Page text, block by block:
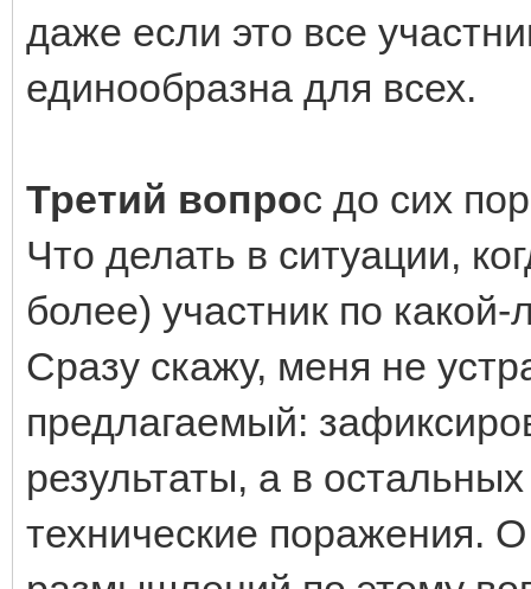
даже если это все
единообразна для всех.
Третий вопрос до сих
Что делать в ситуации,
более) участник по
Сразу скажу, меня не
предлагаемый:
результаты, а в
технические поражения. О